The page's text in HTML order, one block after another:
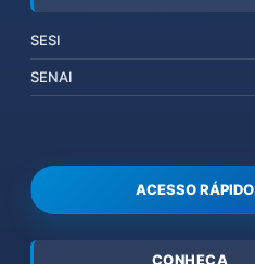
SESI
SENAI
ACESSO RÁPIDO
CONHEÇA